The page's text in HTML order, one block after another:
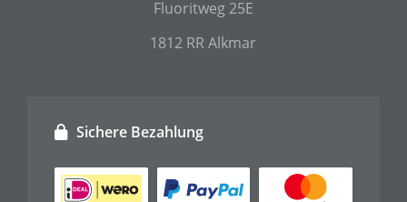
Fluoritweg 25E
1812 RR Alkmar
Sichere Bezahlung